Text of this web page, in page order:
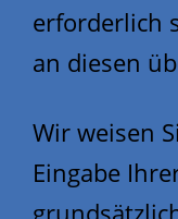
erforderlich
an diesen
Wir weisen
Eingabe